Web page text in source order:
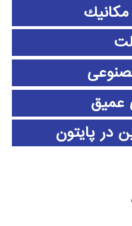
عمیق
در پایتون